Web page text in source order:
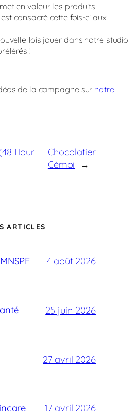
en valeur les produits
est consacré cette fois-ci aux
fois jouer dans notre studio
!
de la campagne sur notre
Hour
Chocolatier
Cémoi
→
ARTICLES
4 août 2026
25 juin 2026
27 avril 2026
17 avril 2026